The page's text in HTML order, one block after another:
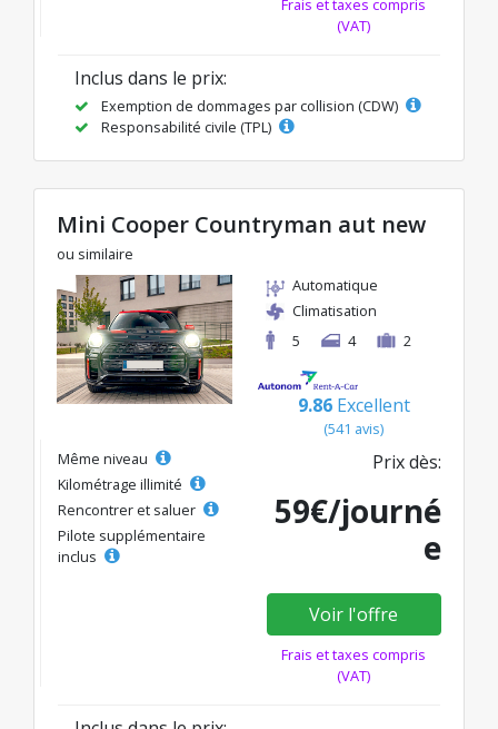
Frais et taxes compris
(VAT)
Inclus dans le prix:
Exemption de dommages par collision (CDW)
Responsabilité civile (TPL)
Mini Cooper Countryman aut new
ou similaire
Automatique
Climatisation
5
4 2
9.86 Excellent
(541 avis)
Même niveau
Kilométrage illimité
Rencontrer et saluer
Pilote supplémentaire
inclus
Prix dès:
59€/journé
e
Voir l'offre
Frais et taxes compris
(VAT)